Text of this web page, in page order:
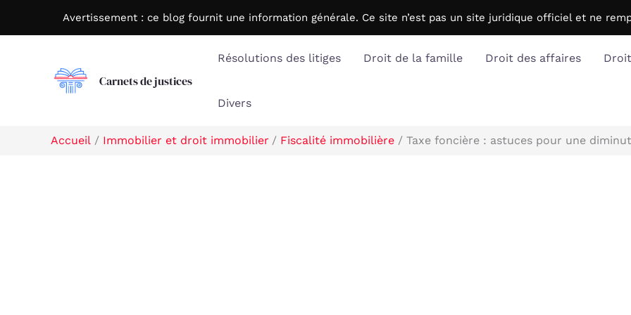
Avertissement : ce blog fournit une information générale. Ce site n’est pas un site juridique officiel et ne
Carnets de justices
Résolutions des litiges Droit de la famille Droit des affaires
Divers
Accueil Immobilier et droit immobilier Fiscalité immobilière Taxe foncière : astuces pour une